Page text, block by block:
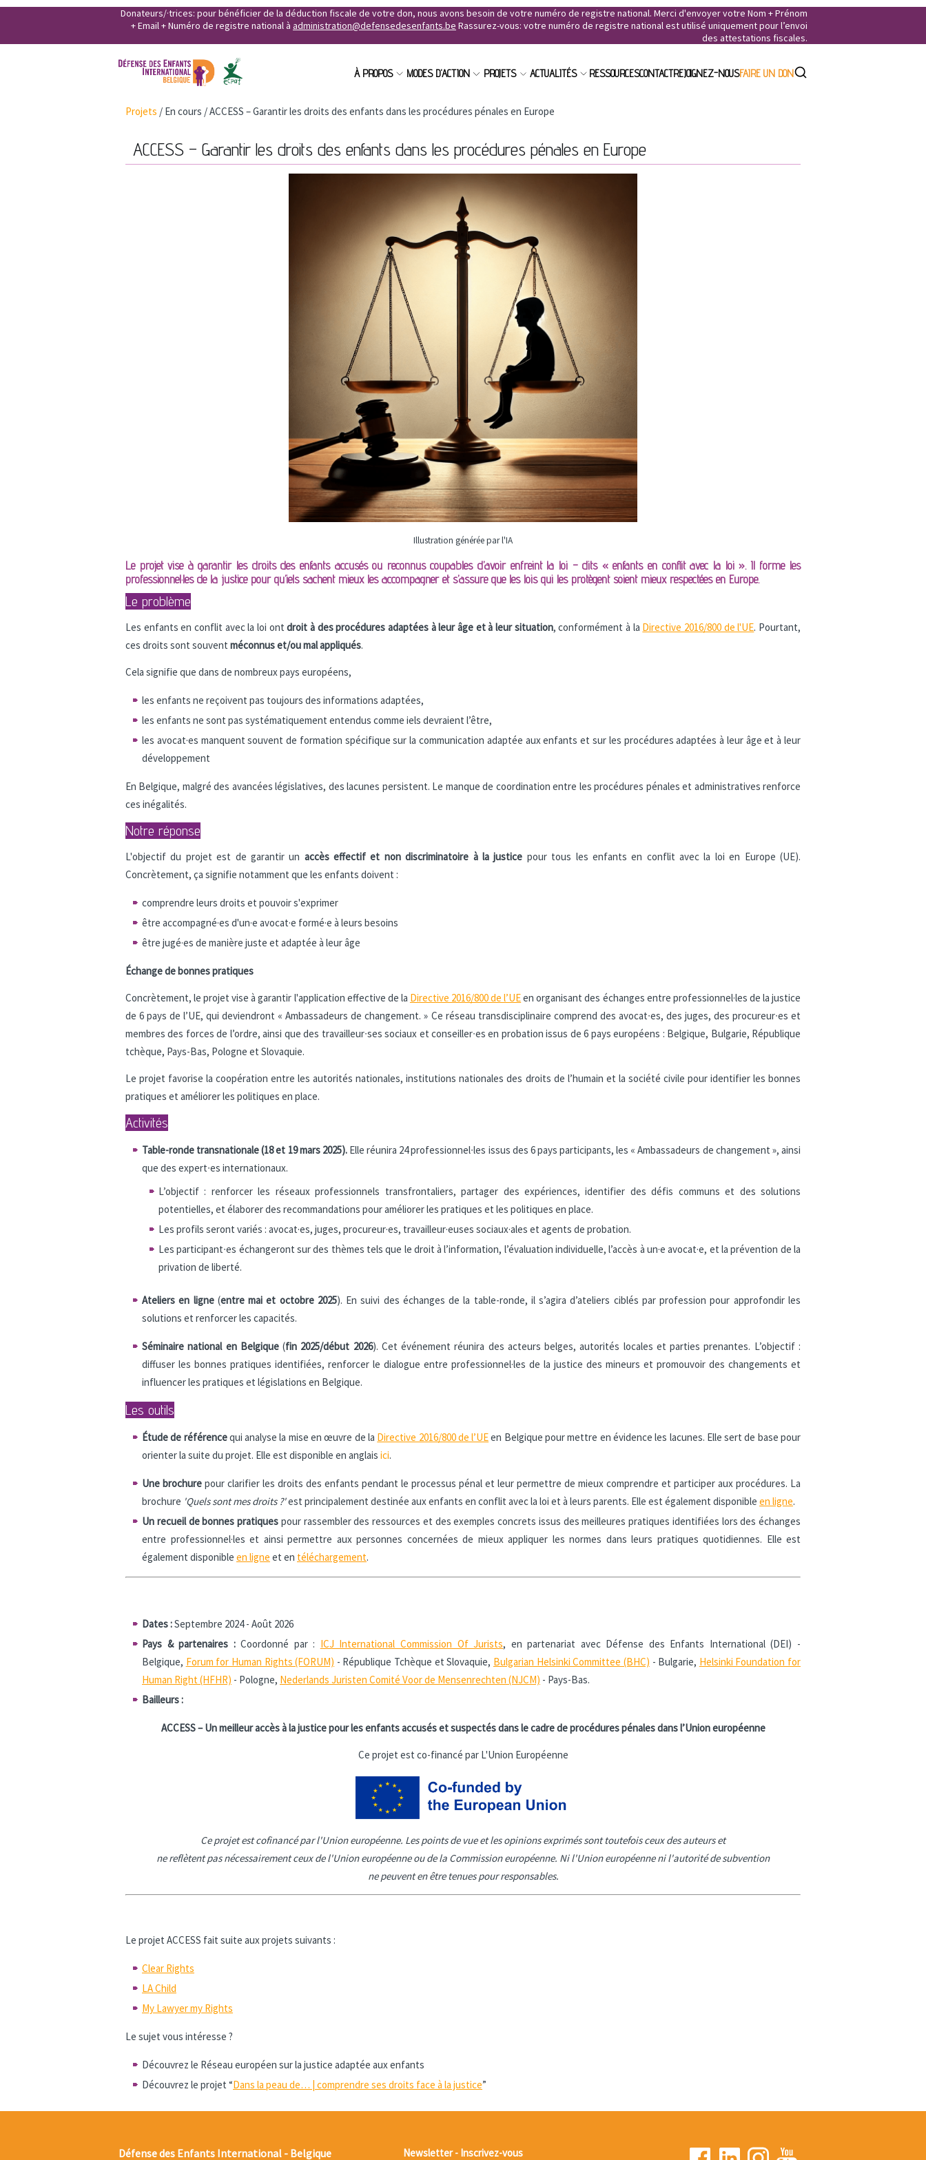
Donateurs/·trices: pour bénéficier de la déduction fiscale de votre don, nous avons besoin de votre numéro de registre national. Merci d'envoyer votre Nom + Prénom
+ Email + Numéro de registre national à administration@defensedesenfants.be Rassurez-vous: votre numéro de registre national est utilisé uniquement pour l’envoi
des attestations fiscales.
À PROPOS MODES D'ACTION PROJETS ACTUALITÉS RESSOURCESCONTACTREJOIGNEZ-NOUSFAIRE UN DON
Projets / En cours /ACCESS – Garantir les droits des enfants dans les procédures pénales en Europe
ACCESS – Garantir les droits des enfants dans les procédures pénales en Europe
Illustration générée par l'IA
Le projet vise à garantir les droits des enfants accusés ou reconnus coupables d’avoir enfreint la loi – dits « enfants en conflit avec la loi ». Il forme les
professionnel·les de la justice pour qu’iels sachent mieux les accompagner et s’assure que les lois qui les protègent soient mieux respectées en Europe.
Le problème
Les enfants en conflit avec la loi ontdroit à des procédures adaptées à leur âge et à leur situation, conformément à la Directive 2016/800 de l'UE. Pourtant,
ces droits sont souvent méconnus et/ou mal appliqués.
Cela signifie que dans de nombreux pays européens,
les enfants ne reçoivent pas toujours des informations adaptées,
les enfants ne sont pas systématiquement entendus comme iels devraient l’être,
les avocat·es manquent souvent de formation spécifique sur la communication adaptée aux enfants et sur les procédures adaptées à leur âge et à leur
développement
En Belgique, malgré des avancées législatives, des lacunes persistent. Le manque de coordination entre les procédures pénales et administratives renforce
ces inégalités.
Notre réponse
L'objectif du projet est de garantir un accès effectif et non discriminatoire à la justice pour tous les enfants en conflit avec la loi en Europe (UE).
Concrètement, ça signifie notamment que les enfants doivent :
comprendre leurs droits et pouvoir s'exprimer
être accompagné·es d'un·e avocat·e formé·e à leurs besoins
être jugé·es de manière juste et adaptée à leur âge
Échange de bonnes pratiques
Concrètement, le projet vise à garantir l'application effective de la Directive 2016/800 de l’UEen organisant des échanges entre professionnel·les de la justice
de 6 pays de l’UE, qui deviendront « Ambassadeurs de changement. » Ce réseau transdisciplinaire comprend des avocat∙es, des juges, des procureur∙es et
membres des forces de l’ordre, ainsi que des travailleur∙ses sociaux et conseiller∙es en probation issus de 6 pays européens : Belgique, Bulgarie, République
tchèque, Pays-Bas, Pologne et Slovaquie.
Le projet favorise la coopération entre les autorités nationales, institutions nationales des droits de l’humain et la société civile pour identifier les bonnes
pratiques et améliorer les politiques en place.
Activités
Table-ronde transnationale (18 et 19 mars 2025). Elle réunira 24 professionnel∙les issus des 6 pays participants, les « Ambassadeurs de changement », ainsi
que des expert∙es internationaux.
L’objectif : renforcer les réseaux professionnels transfrontaliers, partager des expériences, identifier des défis communs et des solutions
potentielles, et élaborer des recommandations pour améliorer les pratiques et les politiques en place.
Les profils seront variés : avocat·es, juges, procureur·es, travailleur·euses sociaux·ales et agents de probation.
Les participant∙es échangeront sur des thèmes tels que le droit à l’information, l’évaluation individuelle, l’accès à un·e avocat·e, et la prévention de la
privation de liberté.
Ateliers en ligne (entre mai et octobre 2025). En suivi des échanges de la table-ronde, il s’agira d’ateliers ciblés par profession pour approfondir les
solutions et renforcer les capacités.
Séminaire national en Belgique(fin 2025/début 2026). Cet événement réunira des acteurs belges, autorités locales et parties prenantes. L’objectif :
diffuser les bonnes pratiques identifiées, renforcer le dialogue entre professionnel·les de la justice des mineurs et promouvoir des changements et
influencer les pratiques et législations en Belgique.
Les outils
Étude de référencequi analyse la mise en œuvre de la Directive 2016/800 de l’UEen Belgique pour mettre en évidence les lacunes. Elle sert de base pour
orienter la suite du projet. Elle est disponible en anglais ici.
Une brochure pour clarifier les droits des enfants pendant le processus pénal et leur permettre de mieux comprendre et participer aux procédures. La
brochure 'Quels sont mes droits ?'est principalement destinée aux enfants en conflit avec la loi et à leurs parents. Elle est également disponible en ligne.
Un recueil de bonnes pratiques pour rassembler des ressources et des exemples concrets issus des meilleures pratiques identifiées lors des échanges
entre professionnel·les et ainsi permettre aux personnes concernées de mieux appliquer les normes dans leurs pratiques quotidiennes. Elle est
également disponible en ligne et en téléchargement.
Dates :Septembre 2024 - Août 2026
Pays & partenaires :Coordonné par : ICJ International Commission Of Jurists, en partenariat avec Défense des Enfants International (DEI) -
Belgique, Forum for Human Rights (FORUM) - République Tchèque et Slovaquie, Bulgarian Helsinki Committee (BHC) - Bulgarie, Helsinki Foundation for
Human Right (HFHR) - Pologne, Nederlands Juristen Comité Voor de Mensenrechten (NJCM) - Pays-Bas.
Bailleurs :
ACCESS – Un meilleur accès à la justice pour les enfants accusés et suspectés dans le cadre de procédures pénales dans l’Union européenne
Ce projet est co-financé par L'Union Européenne
Ce projet est cofinancé par l'Union européenne. Les points de vue et les opinions exprimés sont toutefois ceux des auteurs et
ne reflètent pas nécessairement ceux de l'Union européenne ou de la Commission européenne. Ni l'Union européenne ni l'autorité de subvention
ne peuvent en être tenues pour responsables.
Le projet ACCESS fait suite aux projets suivants :
Clear Rights
LA Child
My Lawyer my Rights
Le sujet vous intéresse ?
Découvrez le Réseau européen sur la justice adaptée aux enfants
Découvrez le projet “Dans la peau de… | comprendre ses droits face à la justice”
Défense des Enfants International - Belgique Newsletter - Inscrivez-vous